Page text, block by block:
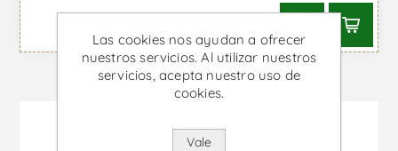
Las cookies nos ayudan a ofrecer
nuestros servicios. Al utilizar nuestros
servicios, acepta nuestro uso de
cookies.
Vale